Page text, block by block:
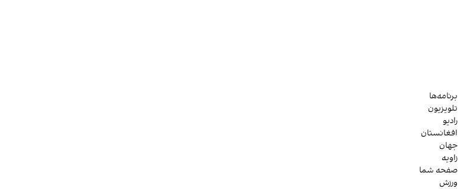
برنامه‌ها
تلویزیون
رادیو
افغانستان
جهان
زاویه
صفحه شما
ورزش